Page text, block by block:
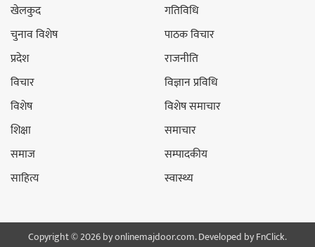
खेलकुद
गतिविधि
चुनाव विशेष
पाठक विचार
प्रदेश
राजनीति
विचार
विज्ञान प्रविधि
विशेष
विशेष समाचार
शिक्षा
समाचार
समाज
सम्पादकीय
साहित्य
स्वास्थ्य
Copyright © 2026 by onlinemajdoor.com. Developed byFnClick.